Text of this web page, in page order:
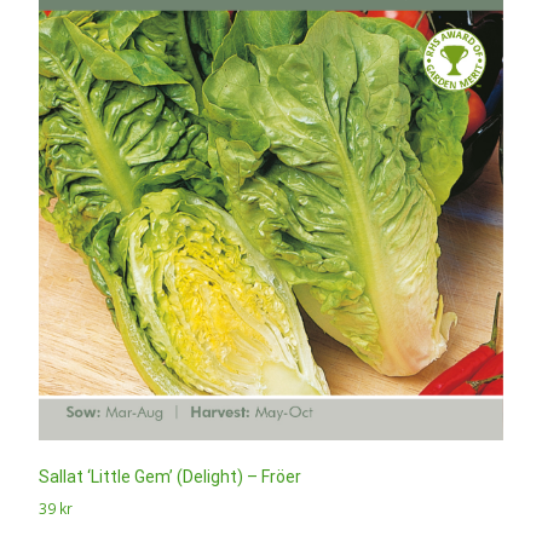
Sallat ‘Little Gem’ (Delight) – Fröer
39 kr